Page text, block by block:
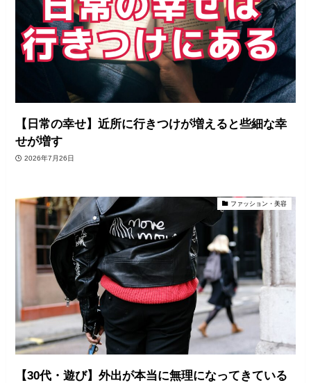
【日常の幸せ】近所に行きつけが増えると些細な幸
せが増す
2026年7月26日
ファッション・美容
【30代・遊び】外出が本当に無理になってきている